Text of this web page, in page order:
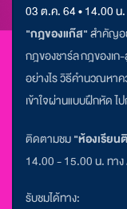
03 ต.ค. 64 • 14.00 น.
"กฎของแก๊ส"สำคัญอ
กฎของชาร์ล กฎของเก
อย่างไร วิธีคำนวณหา
เข้าใจผ่านแบบฝึกหัด
ติดตามชม"ห้องเรียน
14.00 - 15.00 น. ทาง
รับชมได้ทาง: